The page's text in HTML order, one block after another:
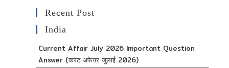
Recent Post
India
Current Affair July 2026 Important Question
Answer (करंट अफेयर जुलाई 2026)